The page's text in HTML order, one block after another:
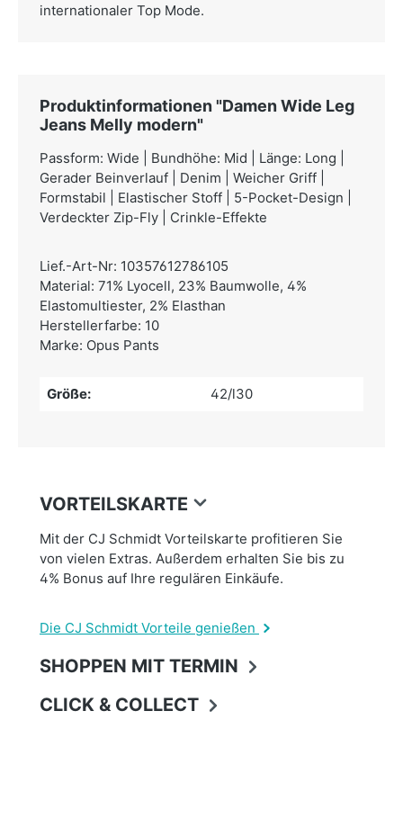
internationaler Top Mode.
Produktinformationen "Damen Wide Leg
Jeans Melly modern"
Passform: Wide | Bundhöhe: Mid | Länge: Long |
Gerader Beinverlauf | Denim | Weicher Griff |
Formstabil | Elastischer Stoff | 5-Pocket-Design |
Verdeckter Zip-Fly | Crinkle-Effekte
Lief.-Art-Nr: 10357612786105
Material: 71% Lyocell, 23% Baumwolle, 4%
Elastomultiester, 2% Elasthan
Herstellerfarbe: 10
Marke: Opus Pants
Größe: 42/l30
VORTEILSKARTE
Mit der CJ Schmidt Vorteilskarte profitieren Sie
von vielen Extras. Außerdem erhalten Sie bis zu
4% Bonus auf Ihre regulären Einkäufe.
Die CJ Schmidt Vorteile genießen
SHOPPEN MIT TERMIN
CLICK & COLLECT